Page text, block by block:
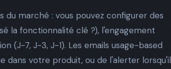
du marché : vous pouvez configurer des
la fonctionnalité clé ?), l'engagement
(J-7, J-3, J-1). Les emails usage-based
votre produit, ou de l'alerter lorsqu'il